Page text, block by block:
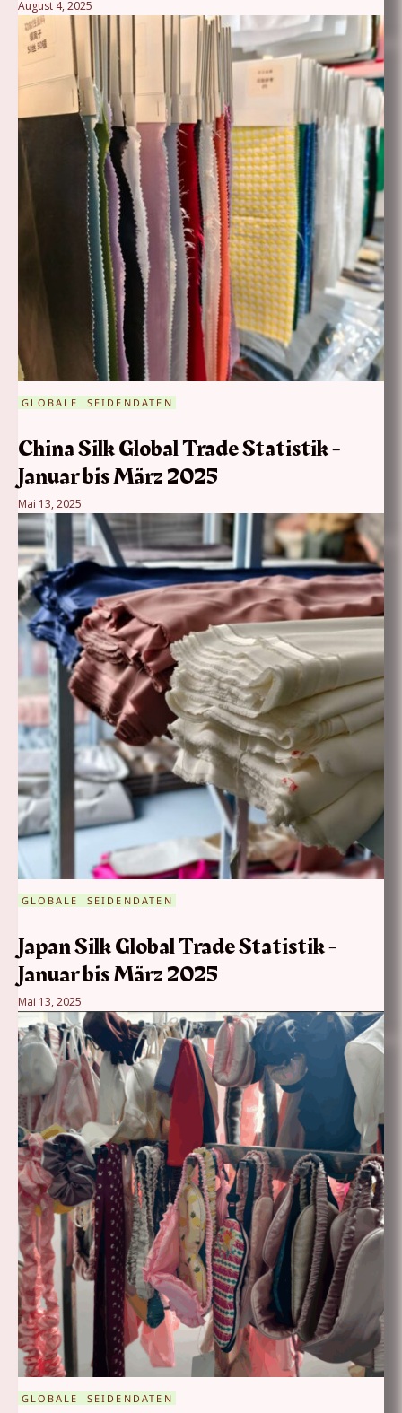
August 4, 2025
GLOBALE SEIDENDATEN
China Silk Global Trade Statistik -
Januar bis März 2025
Mai 13, 2025
GLOBALE SEIDENDATEN
Japan Silk Global Trade Statistik -
Januar bis März 2025
Mai 13, 2025
GLOBALE SEIDENDATEN